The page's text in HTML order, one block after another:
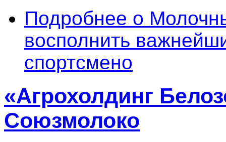
Подробнее о
восполнить
спортсмено
«Агрохолдинг
Союзмолоко